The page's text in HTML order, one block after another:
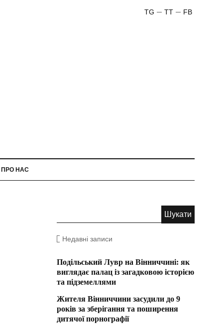
FB
TT
TG
ПРО НАС
Недавні записи
Подільський Лувр на Вінниччині: як
виглядає палац із загадковою історією
та підземеллями
Жителя Вінниччини засудили до 9
років за зберігання та поширення
дитячої порнографії